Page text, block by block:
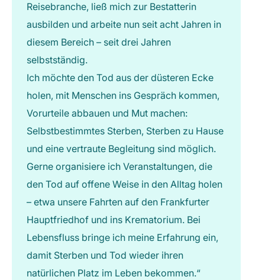
Reisebranche, ließ mich zur Bestatterin
ausbilden und arbeite nun seit acht Jahren in
diesem Bereich – seit drei Jahren
selbstständig.
Ich möchte den Tod aus der düsteren Ecke
holen, mit Menschen ins Gespräch kommen,
Vorurteile abbauen und Mut machen:
Selbstbestimmtes Sterben, Sterben zu Hause
und eine vertraute Begleitung sind möglich.
Gerne organisiere ich Veranstaltungen, die
den Tod auf offene Weise in den Alltag holen
– etwa unsere Fahrten auf den Frankfurter
Hauptfriedhof und ins Krematorium. Bei
Lebensfluss bringe ich meine Erfahrung ein,
damit Sterben und Tod wieder ihren
natürlichen Platz im Leben bekommen.“